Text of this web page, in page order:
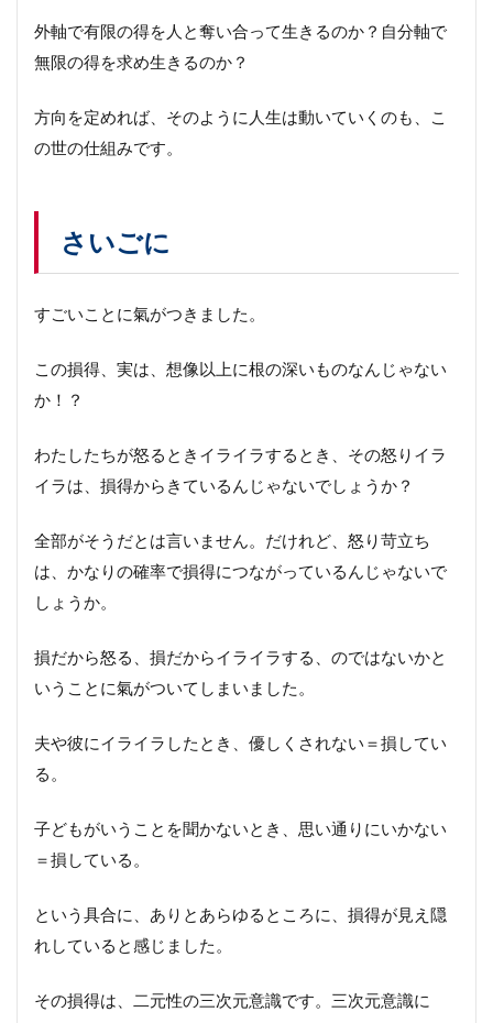
外軸で有限の得を人と奪い合って生きるのか？自分軸で
無限の得を求め生きるのか？
方向を定めれば、そのように人生は動いていくのも、こ
の世の仕組みです。
さいごに
すごいことに氣がつきました。
この損得、実は、想像以上に根の深いものなんじゃない
か！？
わたしたちが怒るときイライラするとき、その怒りイラ
イラは、損得からきているんじゃないでしょうか？
全部がそうだとは言いません。だけれど、怒り苛立ち
は、かなりの確率で損得につながっているんじゃないで
しょうか。
損だから怒る、損だからイライラする、のではないかと
いうことに氣がついてしまいました。
夫や彼にイライラしたとき、優しくされない＝損してい
る。
子どもがいうことを聞かないとき、思い通りにいかない
＝損している。
という具合に、ありとあらゆるところに、損得が見え隠
れしていると感じました。
その損得は、二元性の三次元意識です。三次元意識に